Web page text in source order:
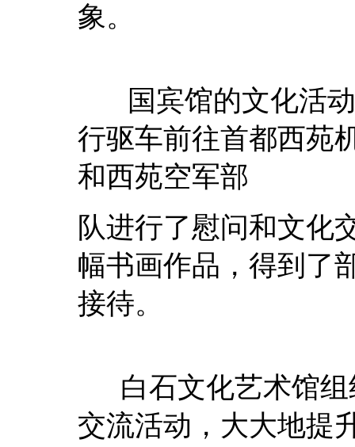
象。
国宾馆的文化活动
行驱车前往首都西苑
和西苑空军部
队进行了慰问和文化
幅书画作品，得到了
接待。
白石文化艺术馆组
交流活动，大大地提